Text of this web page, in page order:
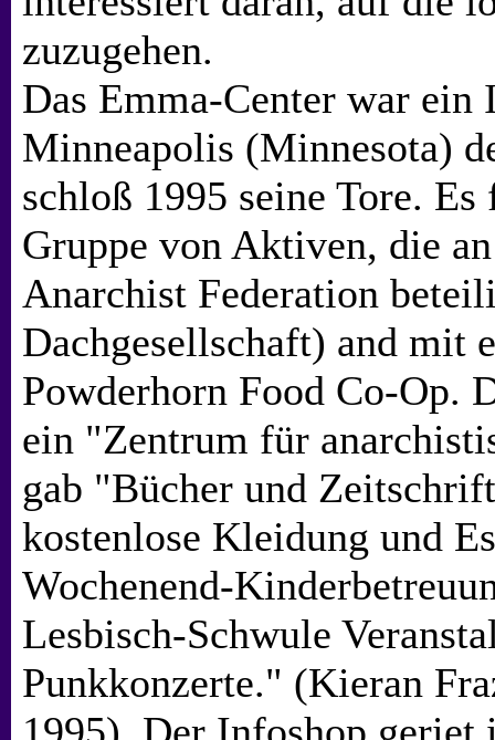
zuzugehen.
Das Emma-Center war ein
Minneapolis (Minnesota)
schloß 1995 seine Tore.
Gruppe von Aktiven, die
Anarchist Federation
Dachgesellschaft) and mit
Powderhorn Food Co-Op.
ein "Zentrum für
gab "Bücher und
kostenlose Kleidung und
Wochenend-
Lesbisch-Schwule
Punkkonzerte." (Kieran